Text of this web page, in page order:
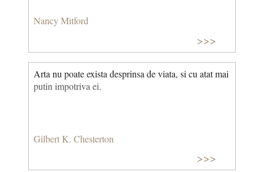
Nancy Mitford
>>>
Arta nu poate exista desprinsa de viata, si cu atat mai
putin impotriva ei.
Gilbert K. Chesterton
>>>